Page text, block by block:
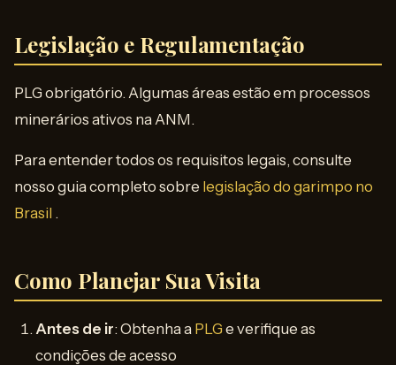
Legislação e Regulamentação
PLG obrigatório. Algumas áreas estão em processos
minerários ativos na ANM.
Para entender todos os requisitos legais, consulte
nosso guia completo sobre legislação do garimpo no
Brasil .
Como Planejar Sua Visita
Antes de ir: Obtenha a PLG e verifique as
condições de acesso